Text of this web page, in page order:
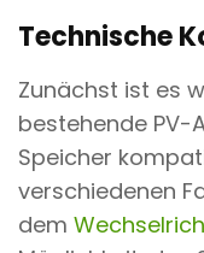
Technische
Zunächst ist es
bestehende PV-
Speicher
verschiedenen
dem